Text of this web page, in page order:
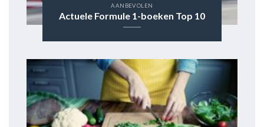
AANBEVOLEN
Actuele Formule 1-boeken Top 10